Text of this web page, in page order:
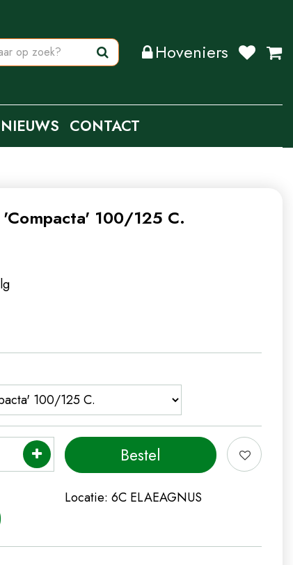
Hoveniers
NIEUWS CONTACT
100/125 C.
Locatie: 6C ELAEAGNUS